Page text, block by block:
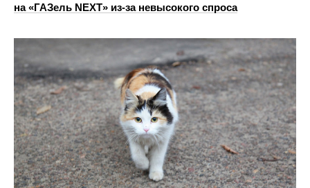
на «ГАЗель NEXT» из‑за невысокого спроса